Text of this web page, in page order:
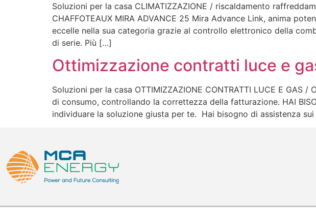
Soluzioni per la casa CLIMATIZZAZIONE / riscaldamento
CHAFFOTEAUX MIRA ADVANCE 25 Mira Advance Link, anima
eccelle nella sua categoria grazie al controllo elettronico della
di serie. Più […]
Ottimizzazione contratti luce e
Soluzioni per la casa OTTIMIZZAZIONE CONTRATTI LUCE E
di consumo, controllando la correttezza della fatturazione. HAI
individuare la soluzione giusta per te. Hai bisogno di assistenza